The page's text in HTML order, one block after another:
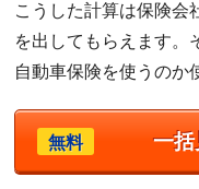
こうした計算は保険会
を出してもらえます。
自動車保険を使うのか
無料 一括